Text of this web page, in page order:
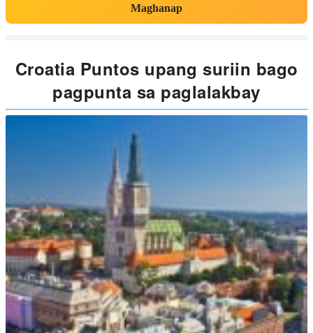
Maghanap
Croatia Puntos upang suriin bago
pagpunta sa paglalakbay